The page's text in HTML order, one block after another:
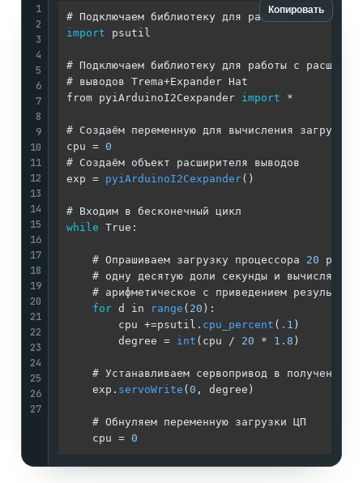
Копировать
1
2
3
4
5
6
7
8
9
10
11
12
13
14
15
16
17
18
19
20
21
22
23
24
25
26
27
import psutil
# Подключаем библиотеку для работы с
# выводов Trema+Expander Hat
from pyiArduinoI2Cexpander import *
# Создаём переменную для вычисления загрузки
cpu = 0
# Создаём объект расширителя выводов
exp = pyiArduinoI2Cexpander()
while True:
    # Опрашиваем загрузку процессора
20 раз с
# одну десятую доли секунды и вычисляем
# арифметическое с приведением
for d in range ( 20 ):
        cpu +=psutil.
cpu_percent ( .1 )
        degree =
int (cpu / 20 * 1.8 )
# Устанавливаем сервопривод в полученный
    exp.
servoWrite ( 0 , degree)
    # Обнуляем переменную загрузки ЦП
    cpu =
0